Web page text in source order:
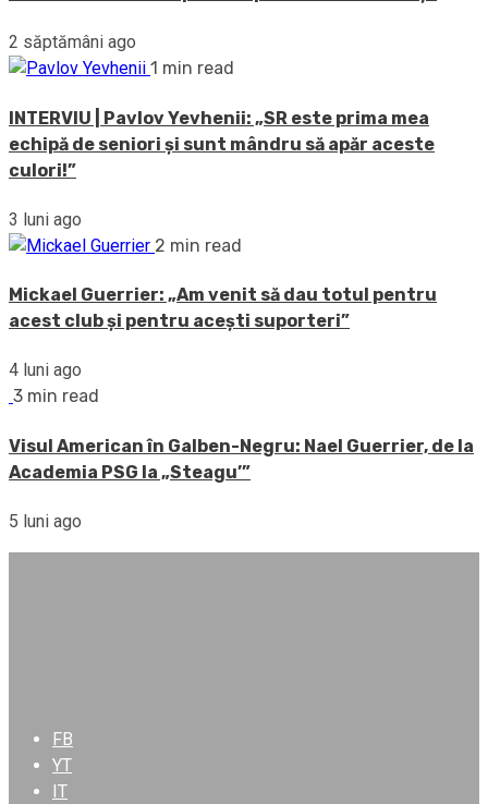
2 săptămâni ago
1 min read
INTERVIU | Pavlov Yevhenii: „SR este prima mea
echipă de seniori și sunt mândru să apăr aceste
culori!”
3 luni ago
2 min read
Mickael Guerrier: „Am venit să dau totul pentru
acest club și pentru acești suporteri”
4 luni ago
3 min read
Visul American în Galben-Negru: Nael Guerrier, de la
Academia PSG la „Steagu’”
5 luni ago
FB
YT
IT